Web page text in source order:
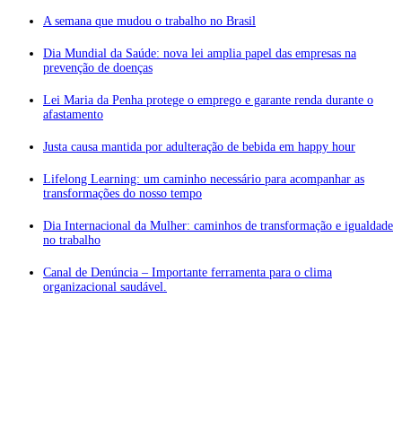
A semana que mudou o trabalho no Brasil
Dia Mundial da Saúde: nova lei amplia papel das empresas na
prevenção de doenças
Lei Maria da Penha protege o emprego e garante renda durante o
afastamento
Justa causa mantida por adulteração de bebida em happy hour
Lifelong Learning: um caminho necessário para acompanhar as
transformações do nosso tempo
Dia Internacional da Mulher: caminhos de transformação e igualdade
no trabalho
Canal de Denúncia – Importante ferramenta para o clima
organizacional saudável.